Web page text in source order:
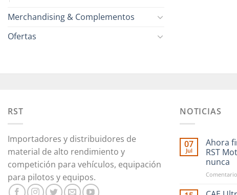
Merchandising & Complementos
Ofertas
RST
Importadores y distribuidores de
material de alto rendimiento y
competición para vehículos, equipación
para pilotos y equipos.
NOTICIAS
07
Jul
Ahora
RST
nunca